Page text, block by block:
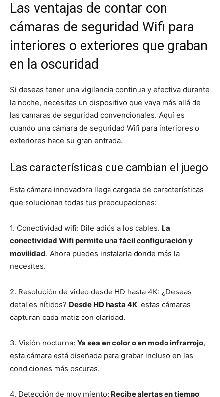
Las ventajas de contar con
cámaras de seguridad Wifi para
interiores o exteriores que graban
en la oscuridad
Si deseas tener una vigilancia continua y efectiva durante
la noche, necesitas un dispositivo que vaya más allá de
las cámaras de seguridad convencionales. Aquí es
cuando una cámara de seguridad Wifi para interiores o
exteriores hace su gran entrada.
Las características que cambian el juego
Esta cámara innovadora llega cargada de características
que solucionan todas tus preocupaciones:
1. Conectividad wifi: Dile adiós a los cables. La
conectividad Wifi permite una fácil configuración y
movilidad. Ahora puedes instalarla donde más la
necesites.
2. Resolución de video desde HD hasta 4K: ¿Deseas
detalles nítidos? Desde HD hasta 4K, estas cámaras
capturan cada matiz con claridad.
3. Visión nocturna: Ya sea en color o en modo infrarrojo,
esta cámara está diseñada para grabar incluso en las
condiciones más oscuras.
4. Detección de movimiento: Recibe alertas en tiempo